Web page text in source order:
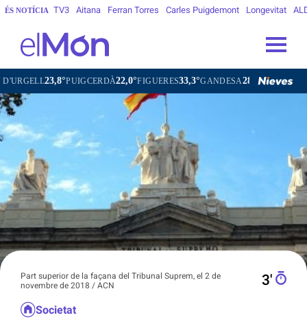
ÉS NOTÍCIA TV3 Aitana Ferran Torres Carles Puigdemont Longevitat
22,0°FIGUERES33,3°GANDESA28,6°L'HOSPITALET DE
Part superior de la façana del Tribunal Suprem, el 2 de
novembre de 2018 / ACN
3′
Societat